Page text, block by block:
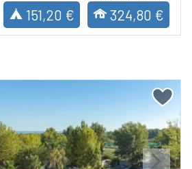
151,20 € 324,80 €